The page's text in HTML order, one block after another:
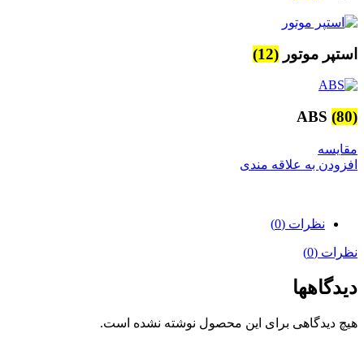
استپر موتور (12)
ABS (80)
مقایسه
افزودن به علاقه مندی
نظرات (0)
نظرات (0)
دیدگاهها
هیچ دیدگاهی برای این محصول نوشته نشده است.